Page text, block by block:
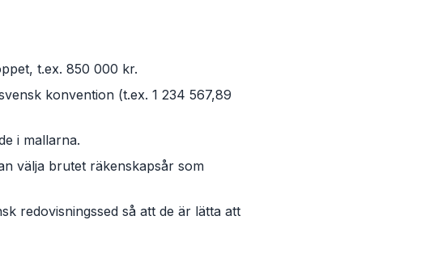
t.ex. 850 000 kr.
konvention (t.ex. 1 234 567,89
i mallarna.
välja brutet räkenskapsår som
redovisningssed så att de är lätta att